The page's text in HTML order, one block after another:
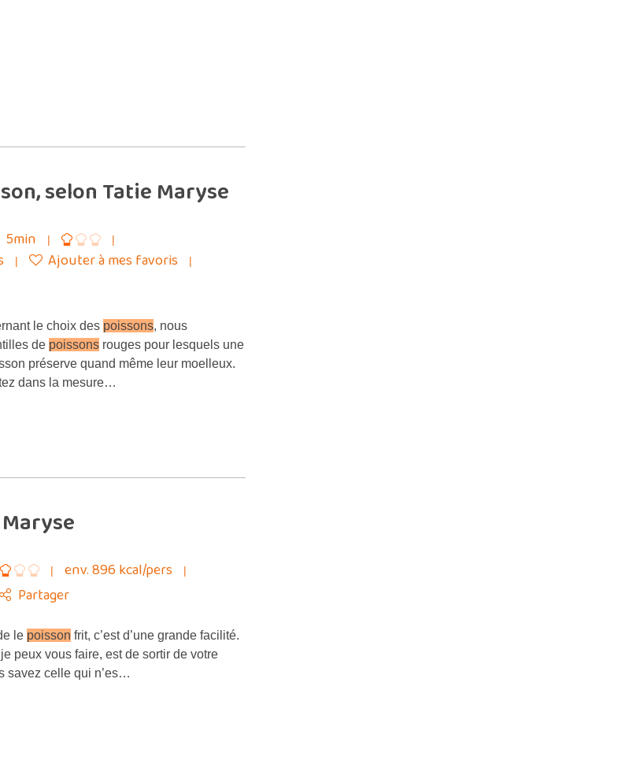
selon Tatie Maryse
5min
Ajouter à mes favoris
le choix des poissons, nous
de poissons rouges pour lesquels une
préserve quand même leur moelleux.
dans la mesure…
env. 896 kcal/pers
Partager
le poisson frit, c’est d’une grande facilité.
peux vous faire, est de sortir de votre
savez celle qui n’es…